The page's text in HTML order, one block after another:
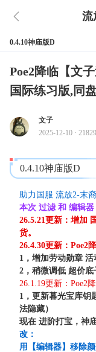
流
0.4.10神庙版D
Poe2降临【文
国际练习版,同
文子
2025-12-10 ·
0.4.10神庙版D
助力国服 流放2-末
本次 过滤 和 编辑
26.5.21更新：增加
货。
26.4.30更新：Poe2
1，增加劳动勋章 活
2，稍微调低 超价
26.1.19更新：Poe2
1，更新暮光宝库钥
法隐藏）
现在 进阶打宝，神
改：
用【编辑器】移除